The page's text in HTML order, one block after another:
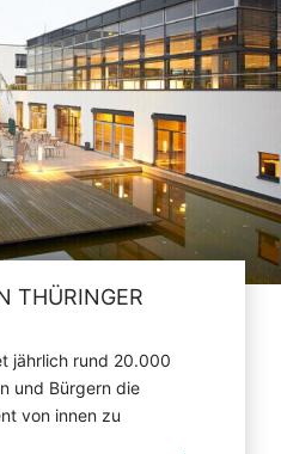
THÜRINGER
jährlich rund 20.000
und Bürgern die
von innen zu